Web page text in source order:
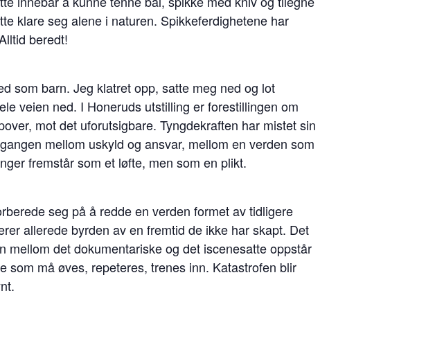
klare seg alene i naturen. Spikkeferdighetene har
beredt!
som barn. Jeg klatret opp, satte meg ned og lot
veien ned. I Honeruds utstilling er forestillingen om
mot det uforutsigbare. Tyngdekraften har mistet sin
mellom uskyld og ansvar, mellom en verden som
fremstår som et løfte, men som en plikt.
seg på å redde en verden formet av tidligere
allerede byrden av en fremtid de ikke har skapt. Det
det dokumentariske og det iscenesatte oppstår
som må øves, repeteres, trenes inn. Katastrofen blir